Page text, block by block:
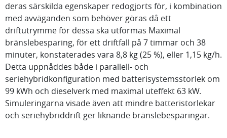
deras särskilda egenskaper redogjorts för, i kombination
med avväganden som behöver göras då ett
driftutrymme för dessa ska utformas Maximal
bränslebesparing, för ett driftfall på 7 timmar och 38
minuter, konstaterades vara 8,8 kg (25 %), eller 1,15 kg/h.
Detta uppnåddes både i parallell- och
seriehybridkonfiguration med batterisystemsstorlek om
99 kWh och dieselverk med maximal uteffekt 63 kW.
Simuleringarna visade även att mindre batteristorlekar
och seriehybriddrift ger liknande bränslebesparingar.